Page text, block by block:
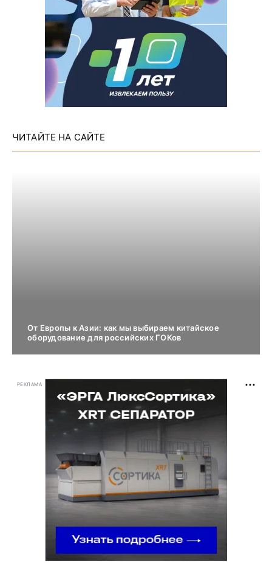
ЧИТАЙТЕ НА САЙТЕ
От Европы к Азии: как мы выбираем китайское
оборудование для российских ГОКов
РЕКЛАМА